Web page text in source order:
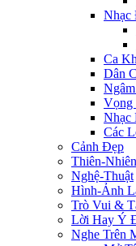
Nhạc
Ca
Dân
Vọng
Nhạc
Các
Cảnh Đẹp
Thiên-Nhiên
Nghệ-Thuật
Hình-Ảnh
Trò Vui &
Lời Hay Ý
Nghe Trên